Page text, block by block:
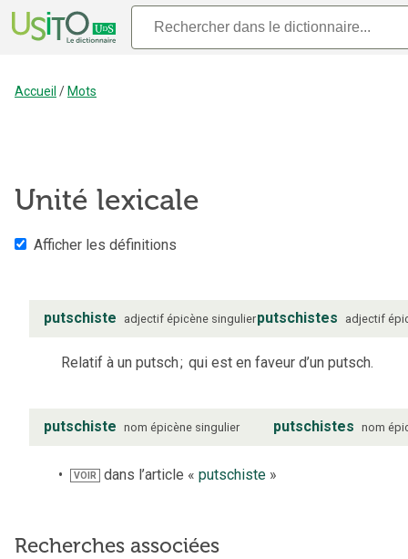
Accueil / Mots
Unité lexicale
Afficher les définitions
putschiste adjectif épicène singulierputschistes adjectif
Relatif à un putsch; qui est en faveur d’un putsch.
putschiste nom épicène singulier putschistes nom
VOIR dans l’article «putschiste »
Recherches associées